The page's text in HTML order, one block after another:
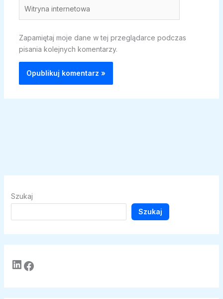
internetowa
Zapamiętaj moje dane w tej przeglądarce podczas
pisania kolejnych komentarzy.
Szukaj
Szukaj
LinkedIn Facebook